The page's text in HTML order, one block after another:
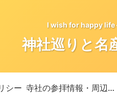
I wish for happy
神社巡りと名
シー 寺社の参拝情報・周辺情報